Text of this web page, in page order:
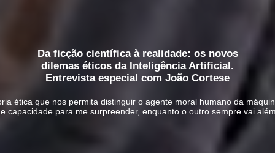
Da ficção científica à realidade: os novos
dilemas éticos da Inteligência Artificial.
Entrevista especial com João Cortese
ética que nos permita distinguir o agente moral humano da
capacidade para me surpreender, enquanto o outro sempre vai